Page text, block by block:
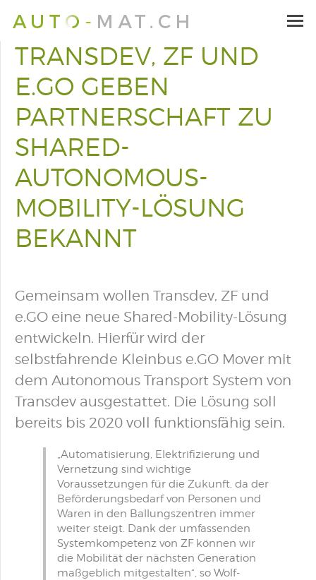
TRANSDEV, ZF UND
E.GO GEBEN
PARTNERSCHAFT ZU
SHARED-
AUTONOMOUS-
MOBILITY-LÖSUNG
BEKANNT
Gemeinsam wollen Transdev, ZF und
e.GO eine neue Shared-Mobility-Lösung
entwickeln. Hierfür wird der
selbstfahrende Kleinbus e.GO Mover mit
dem Autonomous Transport System von
Transdev ausgestattet. Die Lösung soll
bereits bis 2020 voll funktionsfähig sein.
„Automatisierung, Elektrifizierung und
Vernetzung sind wichtige
Voraussetzungen für die Zukunft, da der
Beförderungsbedarf von Personen und
Waren in den Ballungszentren immer
weiter steigt. Dank der umfassenden
Systemkompetenz von ZF können wir
die Mobilität der nächsten Generation
maßgeblich mitgestalten“, so Wolf-